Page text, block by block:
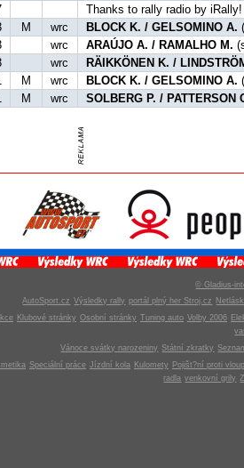
Thanks to rally radio by
M wrc BLOCK K. / GELSOMINO A.
wrc ARAÚJO A. / RAMALHO M.
wrc
RÄIKKÖNEN K. /
M wrc BLOCK K. / GELSOMINO A.
M wrc SOLBERG P. / PATTERSON
© Gladius-
AutoSport.cz Výsledky rally portál plný her Stroj.cz
Klubové stránky Osobní stránky Tuning auto Volby 2006
Vánoce svátky narozeniny Státní zkratky
Speciální práce Jízdní kola Kulomety
Pojišt?ní proti
radla venkovní grily